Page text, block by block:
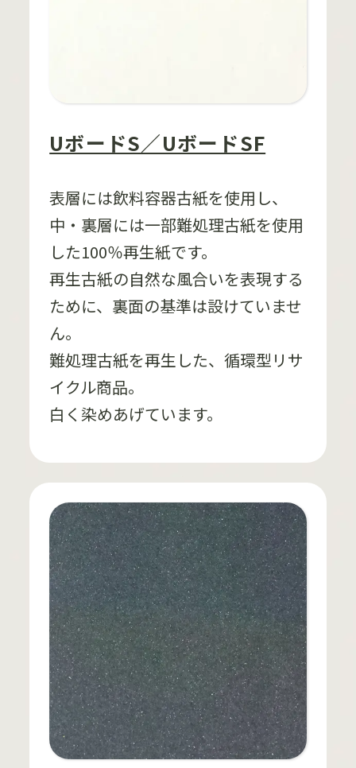
UボードS／UボードSF
表層には飲料容器古紙を使用し、
中・裏層には一部難処理古紙を使用
した100％再生紙です。
再生古紙の自然な風合いを表現する
ために、裏面の基準は設けていませ
ん。
難処理古紙を再生した、循環型リサ
イクル商品。
白く染めあげています。